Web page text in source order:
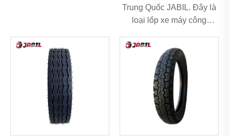
Trung Quốc JABIL. Đây là
loại lốp xe máy công
được sản xuất bởi nhà sản
xuất chuyên nghiệp Trung
Quốc, nhà cung cấp Trung
Quốc và nhà máy Trung
Quốc với năng lực sản
xuất mạnh mẽ và kinh
nghiệm xuất khẩu ổn định.